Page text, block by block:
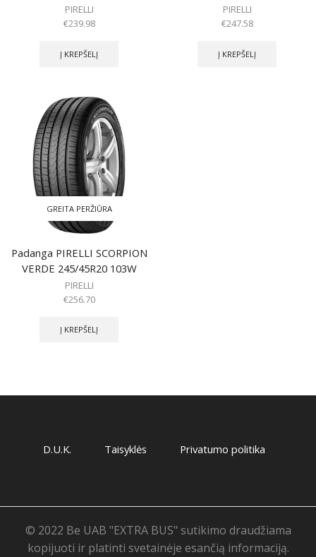
PIRELLI
€239.98
Į KREPŠELĮ
PIRELLI
€247.58
Į KREPŠELĮ
GREITA PERŽIŪRA
Padanga PIRELLI SCORPION
VERDE 245/45R20 103W
PIRELLI
€256.70
Į KREPŠELĮ
D.U.K. Taisyklės Privatumo politika
© 2022 Be UAB "EXTRA BUS" sutikimo draudžiama
kopijuoti ir platinti svetainėje esančią informaciją.